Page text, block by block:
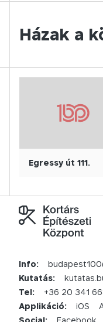
Házak a
Egressy út 111.
Info:
Kutatás:
Tel:
+36 20 341
Applikáció:
iOS